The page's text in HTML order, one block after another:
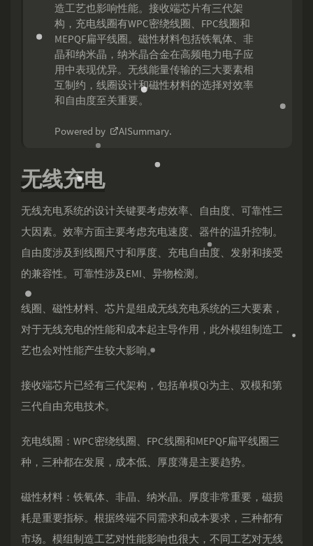
造工艺也影响性能。接收端芯片有三代架
构，充电线圈有WPC密绕线圈、FPC线圈和
MEPQF扁平线圈。磁性材料包括铁氧体、非
晶和纳米晶，纳米晶合金在高频电力电子应
用中表现优异。无线能量传输的三大要素相
互制约，线圈设计和磁性材料的选择对效率
和自由度至关重要。
Powered by AISummary.
无线充电
无线充电系统的设计关键要考虑效率、自由度、可靠性三
大因素。效率方面主要考虑充电速度、器件的温升控制。
自由度涉及到线圈尺寸和厚度、充电自由度、发射和接受
的兼容性。可靠性涉及EMI、异物检测。
线圈、磁性材料、芯片是组成无线充电系统的三大要素，
对于无线充电的性能和成本起主导作用，此外模组制造工
艺也会对性能产生较大影响。
接收端芯片已经有三代架构，包括单模Qi为主、双模和第
三代自由充电技术。
充电线圈：WPC密绕线圈、FPC线圈和MEPQF扁平线圈三
种，三种都在发展，成本低、厚度薄是主要趋势。
磁性材料：铁氧体、非晶、纳米晶。厚度非常重要，磁损
耗是重要指标。根据终端不同需求和成本要求，三种都有
市场。模组制造工艺对性能影响也很大，不同工艺对无线